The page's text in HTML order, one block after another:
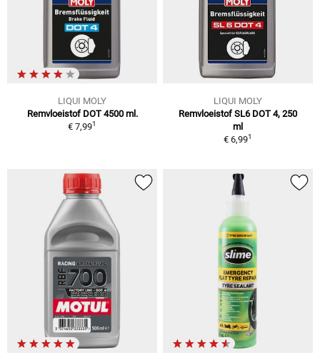
LIQUI MOLY
Remvloeistof DOT 4500 ml.
€ 7,991
LIQUI MOLY
Remvloeistof SL6 DOT 4, 250
ml
€ 6,991